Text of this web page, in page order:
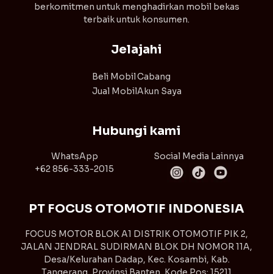
berkomitmen untuk menghadirkan mobil bekas
terbaik untuk konsumen.
Jelajahi
Beli Mobil
Jual Mobil
Cabang
Akun Saya
Hubungi kami
WhatsApp
+62 856-333-2015
Social Media Lainnya
PT FOCUS OTOMOTIF INDONESIA
FOCUS MOTOR BLOK A1 DISTRIK OTOMOTIF PIK 2,
JALAN JENDRAL SUDIRMAN BLOK DH NOMOR 11A,
Desa/Kelurahan Dadap, Kec. Kosambi, Kab.